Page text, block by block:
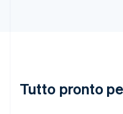
Tutto pronto
Lituania